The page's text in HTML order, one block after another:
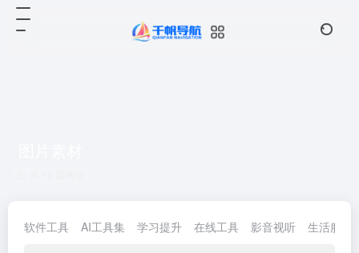
软件工具 AI工具集 学习提升 在线工具 影音视听 生活服务